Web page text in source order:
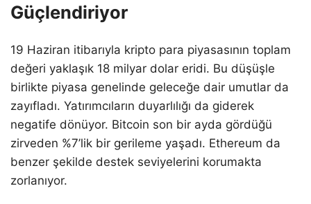
Güçlendiriyor
19 Haziran itibarıyla kripto para piyasasının toplam
değeri yaklaşık 18 milyar dolar eridi. Bu düşüşle
birlikte piyasa genelinde geleceğe dair umutlar da
zayıfladı. Yatırımcıların duyarlılığı da giderek
negatife dönüyor. Bitcoin son bir ayda gördüğü
zirveden %7’lik bir gerileme yaşadı. Ethereum da
benzer şekilde destek seviyelerini korumakta
zorlanıyor.